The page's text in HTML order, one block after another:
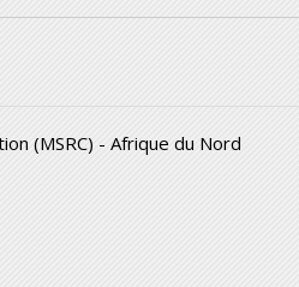
(MSRC) - Afrique du Nord